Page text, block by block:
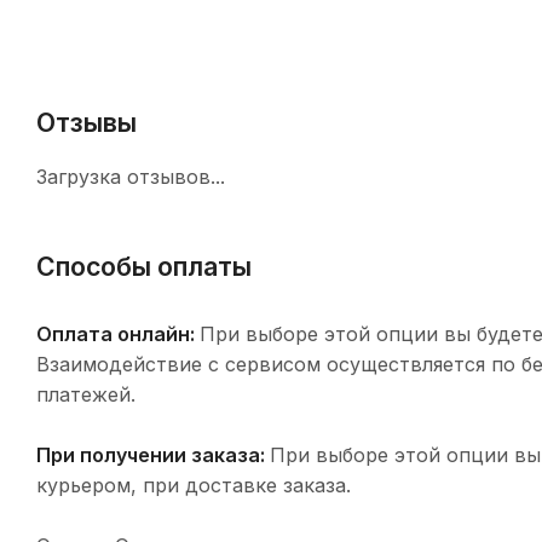
Отзывы
Загрузка отзывов...
Способы оплаты
Оплата онлайн: При выборе этой опции вы
Взаимодействие с сервисом осуществляется по
платежей.
При получении заказа: При выборе этой опции
курьером, при доставке заказа.